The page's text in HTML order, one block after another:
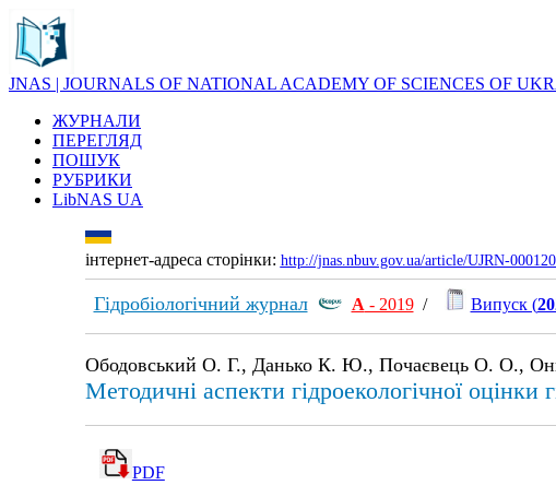
JNAS | JOURNALS OF NATIONAL ACADEMY OF SCIENCES OF
ЖУРНАЛИ
ПЕРЕГЛЯД
ПОШУК
РУБРИКИ
LibNAS UA
інтернет-адреса сторінки: http://jnas.nbuv.gov.ua/article/UJRN-
Гідробіологічний журнал А - 2019/ Випуск (
Ободовський О. Г., Данько К. Ю., Почаєвець О. О.,
Методичні аспекти гідроекологічної
PDF